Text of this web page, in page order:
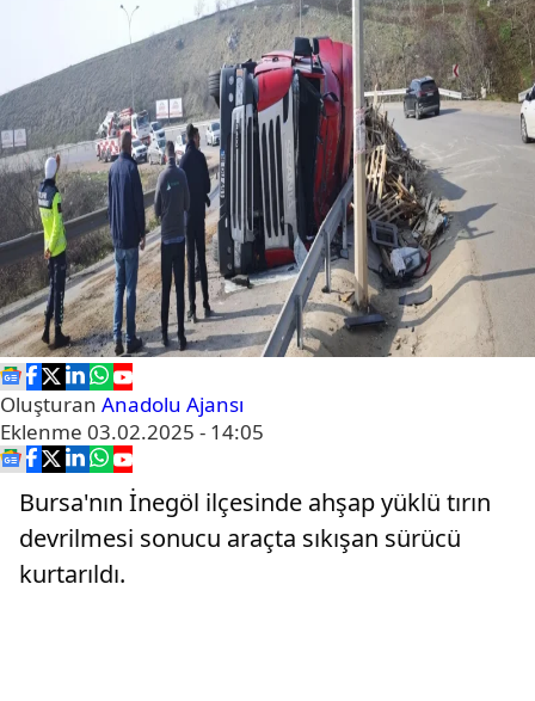
Oluşturan Anadolu Ajansı
Eklenme 03.02.2025 - 14:05
Bursa'nın İnegöl ilçesinde ahşap yüklü tırın
devrilmesi sonucu araçta sıkışan sürücü
kurtarıldı.